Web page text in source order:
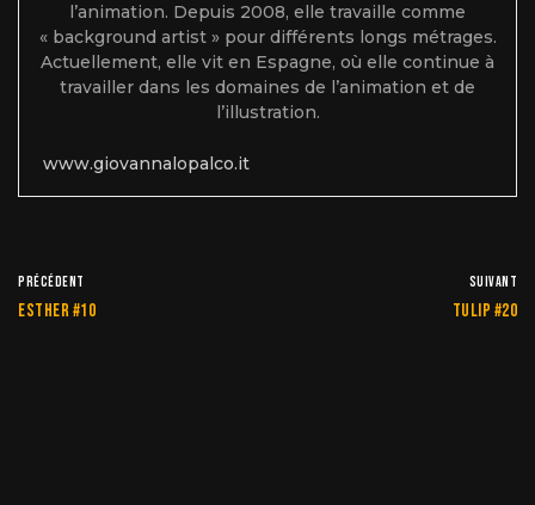
l’animation. Depuis 2008, elle travaille comme
« background artist » pour différents longs métrages.
Actuellement, elle vit en Espagne, où elle continue à
travailler dans les domaines de l’animation et de
l’illustration.
www.giovannalopalco.it
PRÉCÉDENT
Esther #10
SUIVANT
Tulip #20